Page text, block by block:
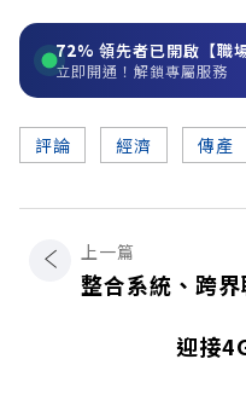
72% 領先者已開啟【職
立即開通！解鎖專屬服務
評論 經濟 傳產
上一篇
整合系統、跨
迎接